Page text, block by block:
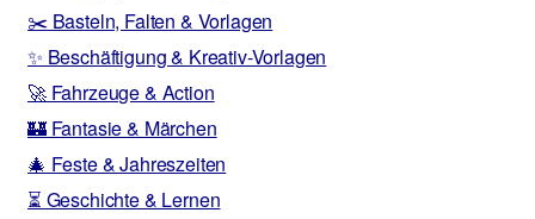
✂️ Basteln, Falten & Vorlagen
✨ Beschäftigung & Kreativ-Vorlagen
🚀 Fahrzeuge & Action
🏰 Fantasie & Märchen
🎄 Feste & Jahreszeiten
⏳ Geschichte & Lernen